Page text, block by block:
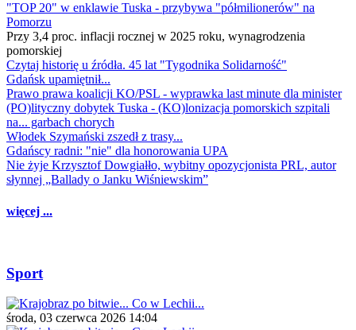
"TOP 20" w enklawie Tuska - przybywa "półmilionerów" na
Pomorzu
Przy 3,4 proc. inflacji rocznej w 2025 roku, wynagrodzenia
pomorskiej
Czytaj historię u źródła. 45 lat "Tygodnika Solidarność"
Gdańsk upamiętnił...
Prawo prawa koalicji KO/PSL - wyprawka last minute dla minister
(PO)lityczny dobytek Tuska - (KO)lonizacja pomorskich szpitali
na... garbach chorych
Włodek Szymański zszedł z trasy...
Gdańscy radni: "nie" dla honorowania UPA
Nie żyje Krzysztof Dowgiałło, wybitny opozycjonista PRL, autor
słynnej „Ballady o Janku Wiśniewskim”
więcej ...
Sport
środa, 03 czerwca 2026 14:04